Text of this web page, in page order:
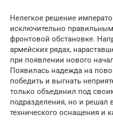
Нелегкое решение
исключительно
фронтовой обстановке.
армейских рядах,
при появлении нового
Появилась надежда на
победить и выгнать
только объединил под
подразделения, но и решал
технического оснащения и